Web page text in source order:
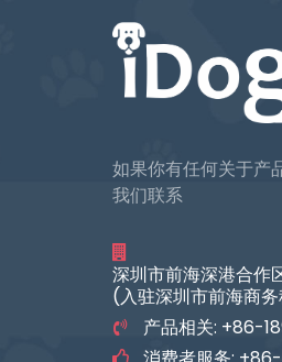
如果你有任何关于产
我们联系
深圳市前海深港合作
(入驻深圳市前海商
产品相关: +86-